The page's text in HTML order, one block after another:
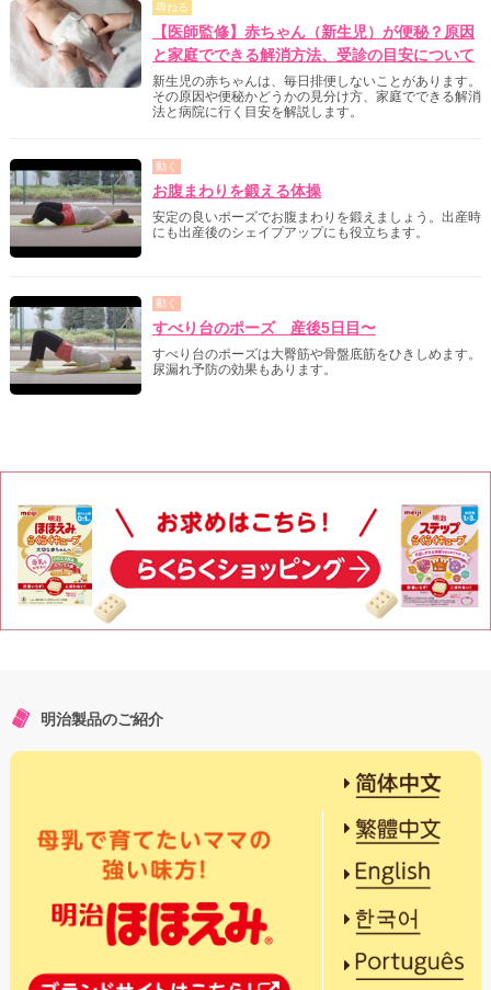
尋ねる
【医師監修】赤ちゃん（新生児）が便秘？原因
と家庭でできる解消方法、受診の目安について
新生児の赤ちゃんは、毎日排便しないことがあります。
その原因や便秘かどうかの見分け方、家庭でできる解消
法と病院に行く目安を解説します。
動く
お腹まわりを鍛える体操
安定の良いポーズでお腹まわりを鍛えましょう。出産時
にも出産後のシェイプアップにも役立ちます。
動く
すべり台のポーズ 産後5日目〜
すべり台のポーズは大臀筋や骨盤底筋をひきしめます。
尿漏れ予防の効果もあります。
明治製品のご紹介